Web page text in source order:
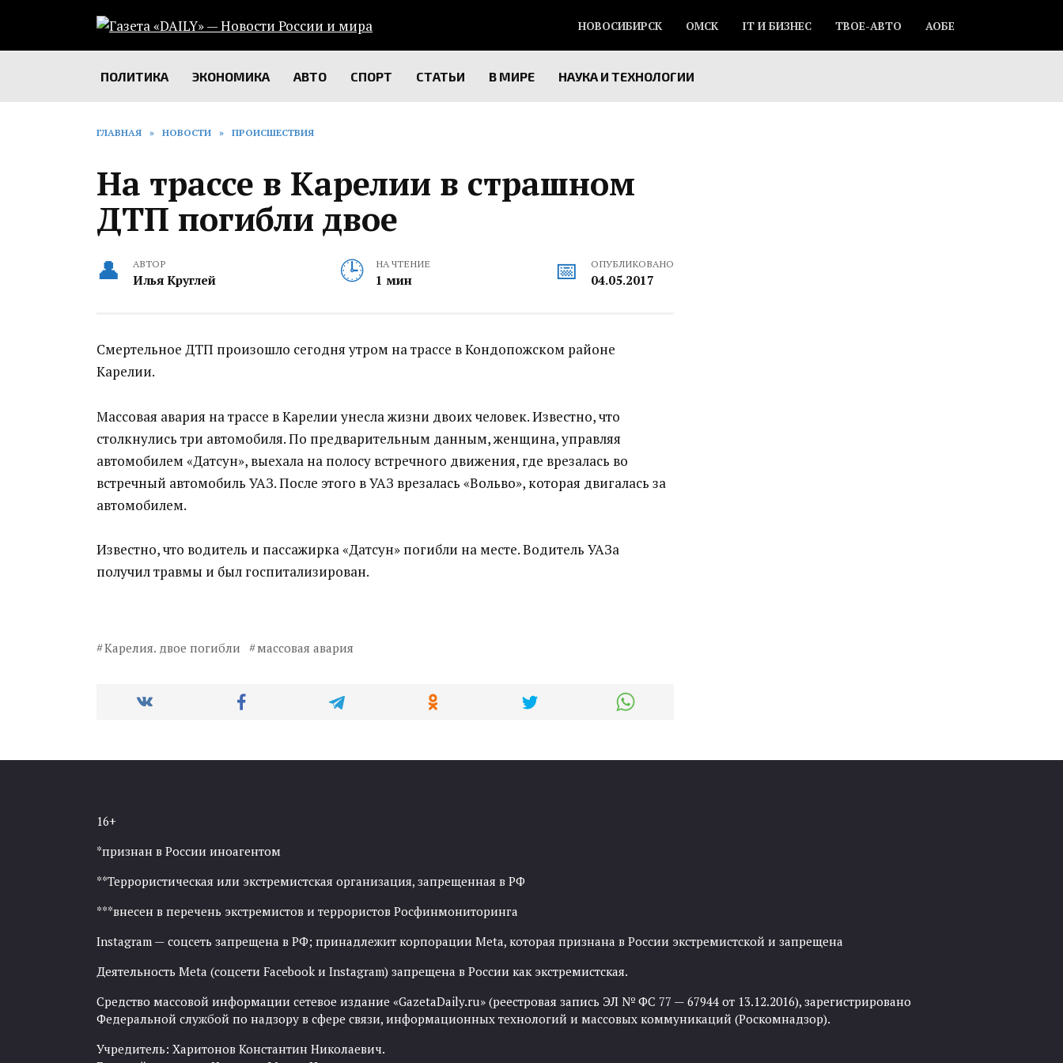
содержанию
НОВОСИБИРСК ОМСК IT И БИЗНЕС ТВОЕ-АВТО АОБЕ
ПОЛИТИКА ЭКОНОМИКА АВТО СПОРТ СТАТЬИ В МИРЕ НАУКА И ТЕХНОЛОГИИ
ГЛАВНАЯ » НОВОСТИ » ПРОИСШЕСТВИЯ
На трассе в Карелии в страшном
ДТП погибли двое
АВТОР
Илья Круглей
НА ЧТЕНИЕ
1 мин
ОПУБЛИКОВАНО
04.05.2017
Смертельное ДТП произошло сегодня утром на трассе в Кондопожском районе
Карелии.
Массовая авария на трассе в Карелии унесла жизни двоих человек. Известно, что
столкнулись три автомобиля. По предварительным данным, женщина, управляя
автомобилем «Датсун», выехала на полосу встречного движения, где врезалась во
встречный автомобиль УАЗ. После этого в УАЗ врезалась «Вольво», которая двигалась за
автомобилем.
Известно, что водитель и пассажирка «Датсун» погибли на месте. Водитель УАЗа
получил травмы и был госпитализирован.
Карелия. двое погибли массовая авария
16+
*признан в России иноагентом
**Террористическая или экстремистская организация, запрещенная в РФ
***внесен в перечень экстремистов и террористов Росфинмониторинга
Instagram — соцсеть запрещена в РФ; принадлежит корпорации Meta, которая признана в России экстремистской и запрещена
Деятельность Meta (соцсети Facebook и Instagram) запрещена в России как экстремистская.
Средство массовой информации сетевое издание «GazetaDaily.ru» (реестровая запись ЭЛ № ФС 77 — 67944 от 13.12.2016), зарегистрировано
Федеральной службой по надзору в сфере связи, информационных технологий и массовых коммуникаций (Роскомнадзор).
Учредитель: Харитонов Константин Николаевич.